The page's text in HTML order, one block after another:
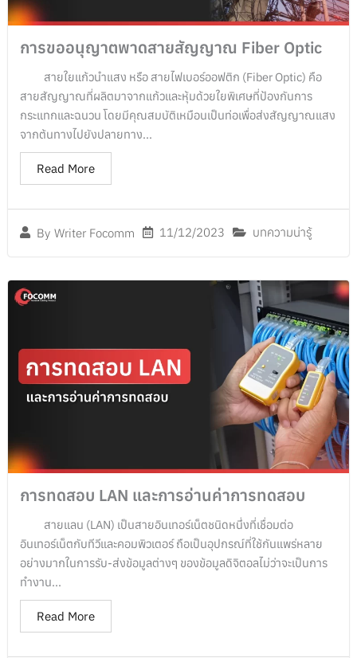
การขออนุญาตพาดสายสัญญาณ Fiber Optic
By Writer Focomm 11/12/2023 บทความน่ารู้
สายใยแก้วนำแสง หรือ สายไฟเบอร์ออฟติก (Fiber Optic) คือ
สายสัญญาณที่ผลิตมาจากแก้วและหุ้มด้วยใยพิเศษที่ป้องกันการ
กระแทกและฉนวน โดยมีคุณสมบัติเหมือนเป็นท่อเพื่อส่งสัญญาณแสง
จากต้นทางไปยังปลายทาง...
Read More
การทดสอบ LAN และการอ่านค่าการทดสอบ
สายแลน (LAN) เป็นสายอินเทอร์เน็ตชนิดหนึ่งที่เชื่อมต่อ
อินเทอร์เน็ตกับทีวีและคอมพิวเตอร์ ถือเป็นอุปกรณ์ที่ใช้กันแพร่หลาย
อย่างมากในการรับ-ส่งข้อมูลต่างๆ ของข้อมูลดิจิตอลไม่ว่าจะเป็นการ
ทำงาน...
Read More